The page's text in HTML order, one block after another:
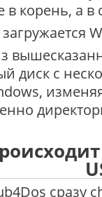
в корень, а в
диск с
сразу